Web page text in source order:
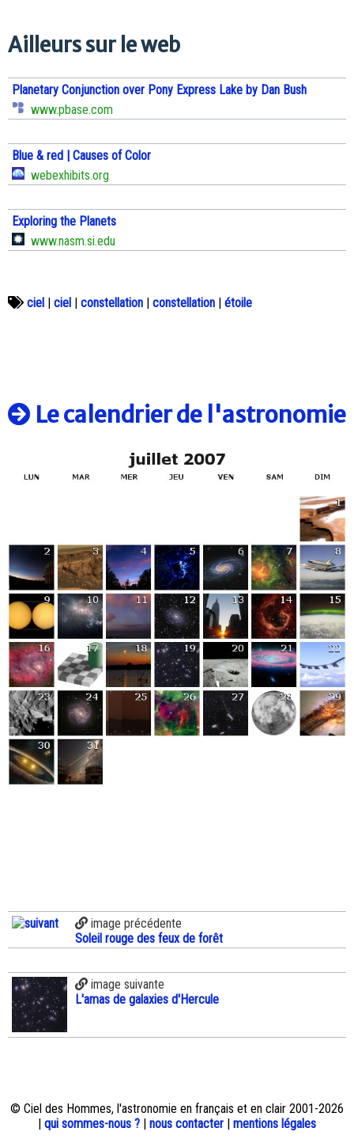
Ailleurs sur le web
Planetary Conjunction over Pony Express Lake by Dan Bush
www.pbase.com
Blue & red | Causes of Color
webexhibits.org
Exploring the Planets
www.nasm.si.edu
ciel ciel constellation constellation étoile
Le calendrier de l'astronomie
image précédente
Soleil rouge des feux de forêt
image suivante
L'amas de galaxies d'Hercule
© Ciel des Hommes, l'astronomie en français et en clair 2001-2026
| qui sommes-nous ? | nous contacter | mentions légales